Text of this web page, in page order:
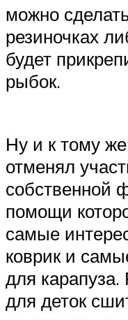
можно
резиночках
будет
рыбок.
Ну и к тому
отменял
собственной
помощи
самые
коврик и
для
для деток